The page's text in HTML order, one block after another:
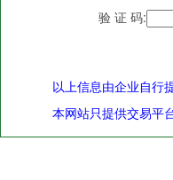
验 证 码:
以上信息由企业自行
本网站只提供交易平